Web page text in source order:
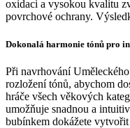
oxidaci a vysokou kvalitu
povrchové ochrany.
Dokonalá harmonie tónů pro
Při navrhování
rozložení tónů, abychom
hráče všech věkových
umožňuje snadnou a
bubínkem dokážete